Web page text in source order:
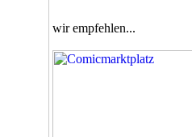
wir empfehlen...